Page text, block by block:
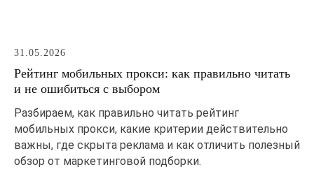
31.05.2026
Рейтинг мобильных прокси: как правильно читать
и не ошибиться с выбором
Разбираем, как правильно читать рейтинг
мобильных прокси, какие критерии действительно
важны, где скрыта реклама и как отличить полезный
обзор от маркетинговой подборки.